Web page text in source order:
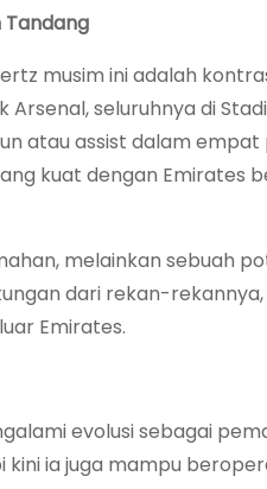
musim ini adalah
seluruhnya di
atau assist dalam
kuat dengan
melainkan sebuah
dari rekan-
Emirates.
evolusi sebagai
ia juga mampu